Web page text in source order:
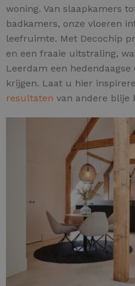
woning. Van slaapkamers
badkamers, onze vloeren
leefruimte. Met Decochip
en een fraaie uitstraling,
Leerdam een
krijgen. Laat u hier
resultaten van andere blije